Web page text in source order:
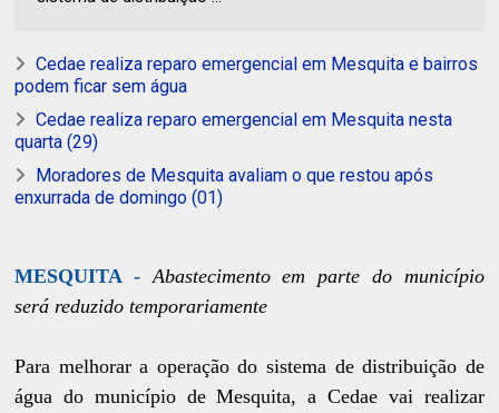
Cedae realiza reparo emergencial em Mesquita e bairros
podem ficar sem água
Cedae realiza reparo emergencial em Mesquita nesta
quarta (29)
Moradores de Mesquita avaliam o que restou após
enxurrada de domingo (01)
MESQUITA - Abastecimento em parte do município
será reduzido temporariamente
Para melhorar a operação do sistema de distribuição de
água do município de Mesquita, a Cedae vai realizar